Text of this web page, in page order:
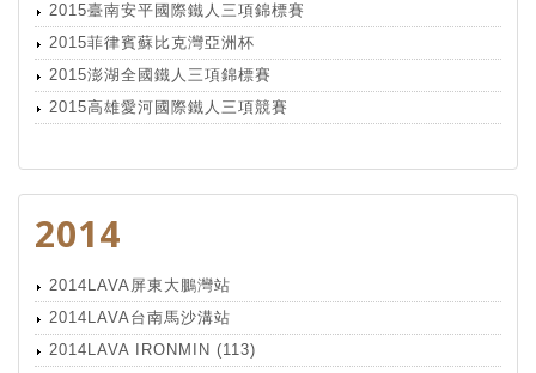
2015臺南安平國際鐵人三項錦標賽
2015菲律賓蘇比克灣亞洲杯
2015澎湖全國鐵人三項錦標賽
2015高雄愛河國際鐵人三項競賽
2014
2014LAVA屏東大鵬灣站
2014LAVA台南馬沙溝站
2014LAVA IRONMIN (113)